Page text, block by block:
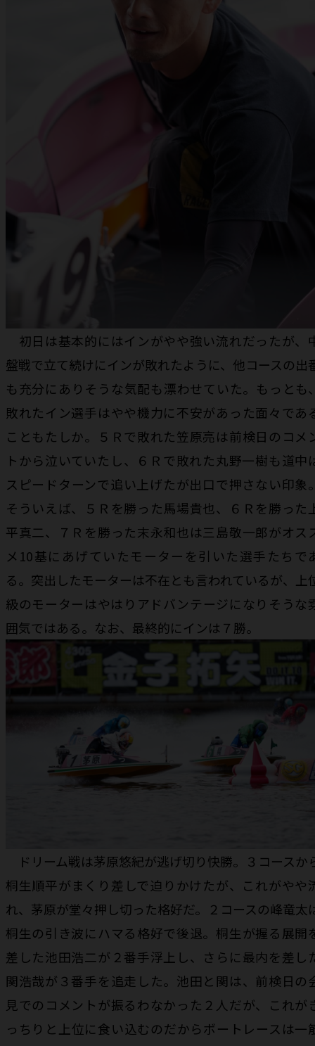
初日は基本的にはインがやや強い流れだったが、
盤戦で立て続けにインが敗れたように、他コースの出
も充分にありそうな気配も漂わせていた。もっとも
敗れたイン選手はやや機力に不安があった面々であ
こともたしか。５Ｒで敗れた笠原亮は前検日のコメ
トから泣いていたし、６Ｒで敗れた丸野一樹も道中
スピードターンで追い上げたが出口で押さない印象
そういえば、５Ｒを勝った馬場貴也、６Ｒを勝った
平真二、７Ｒを勝った末永和也は三島敬一郎がオス
メ10基にあげていたモーターを引いた選手たちで
る。突出したモーターは不在とも言われているが、上
級のモーターはやはりアドバンテージになりそうな
囲気ではある。なお、最終的にインは７勝。
ドリーム戦は茅原悠紀が逃げ切り快勝。３コースか
桐生順平がまくり差しで迫りかけたが、これがやや
れ、茅原が堂々押し切った格好だ。２コースの峰竜太
桐生の引き波にハマる格好で後退。桐生が握る展開
差した池田浩二が２番手浮上し、さらに最内を差し
関浩哉が３番手を追走した。池田と関は、前検日の
見でのコメントが振るわなかった２人だが、これが
っちりと上位に食い込むのだからボートレースは一